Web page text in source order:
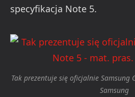
specyfikacja Note 5.
Tak prezentuje się oficjalnie Samsung
Samsung